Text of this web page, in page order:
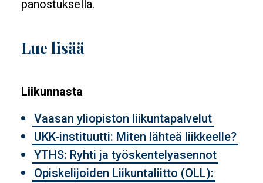
panostuksella.
Lue lisää
Liikunnasta
Vaasan yliopiston liikuntapalvelut
UKK-instituutti: Miten lähteä liikkeelle?
YTHS: Ryhti ja työskentelyasennot
Opiskelijoiden Liikuntaliitto (OLL):